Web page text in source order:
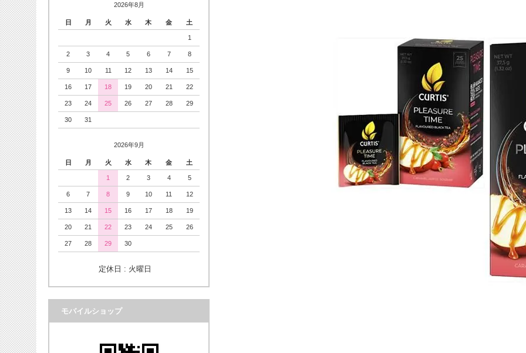
2026年8月
日 月 火 水 木 金 土
1
2 3 4 5 6 7 8
9 10 11 12 13 14 15
16 17 18 19 20 21 22
23 24 25 26 27 28 29
30 31
2026年9月
日 月 火 水 木 金 土
1 2 3 4 5
6 7 8 9 10 11 12
13 14 15 16 17 18 19
20 21 22 23 24 25 26
27 28 29 30
定休日 : 火曜日
モバイルショップ